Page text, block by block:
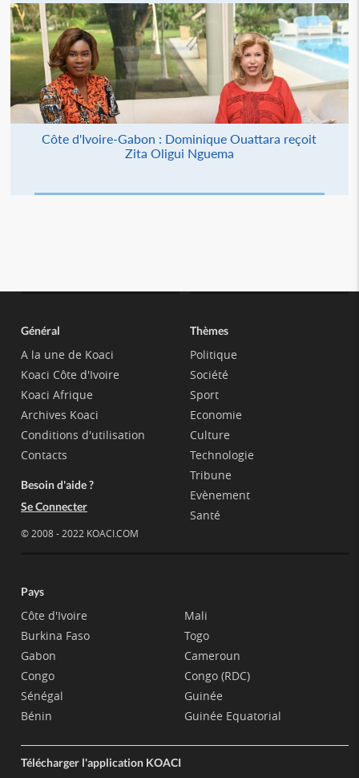
Côte d'Ivoire-Gabon : Dominique Ouattara reçoit
Zita Oligui Nguema
Général
A la une de Koaci
Koaci Côte d'Ivoire
Koaci Afrique
Archives Koaci
Conditions d'utilisation
Contacts
Besoin d'aide ?
Se Connecter
© 2008 - 2022 KOACI.COM
Thèmes
Politique
Société
Sport
Economie
Culture
Technologie
Tribune
Evènement
Santé
Pays
Côte d'Ivoire
Burkina Faso
Gabon
Congo
Sénégal
Bénin
Mali
Togo
Cameroun
Congo (RDC)
Guinée
Guinée Equatorial
Télécharger l'application KOACI